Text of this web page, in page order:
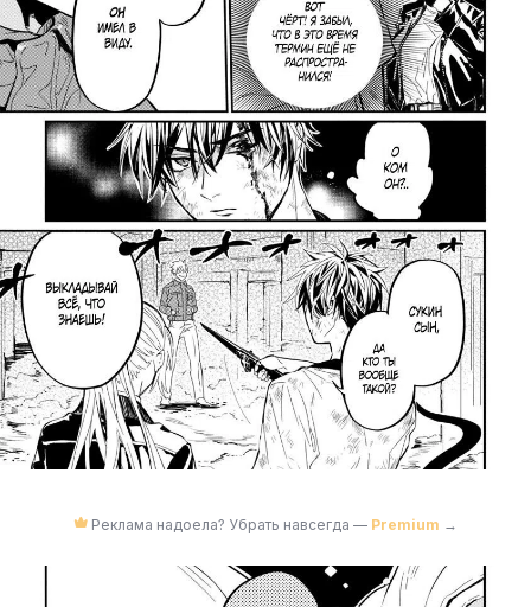
Реклама надоела? Убрать навсегда — Premium →